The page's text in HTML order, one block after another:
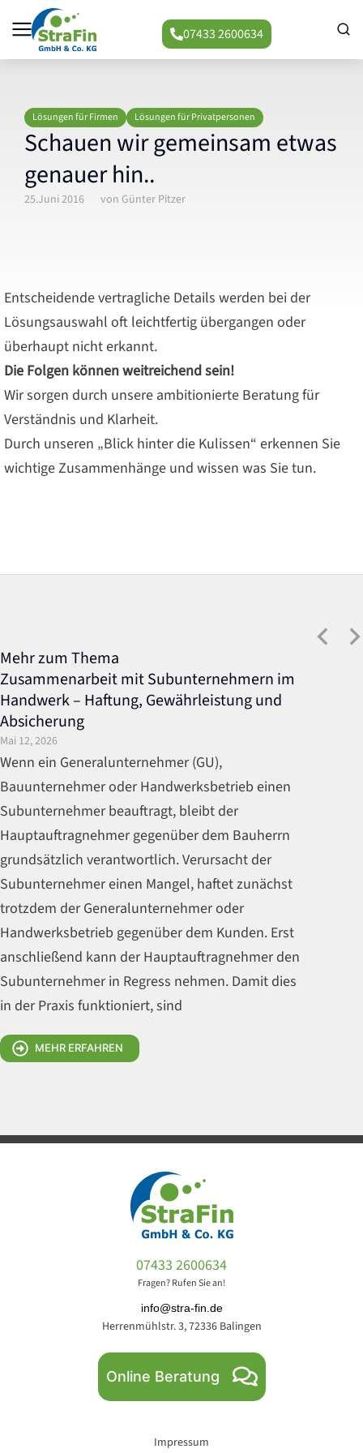
07433 2600634
Lösungen für Firmen Lösungen für Privatpersonen
Schauen wir gemeinsam etwas
genauer hin..
25.Juni 2016 von Günter Pitzer
Entscheidende vertragliche Details werden bei der
Lösungsauswahl oft leichtfertig übergangen oder
überhaupt nicht erkannt.
Die Folgen können weitreichend sein!
Wir sorgen durch unsere ambitionierte Beratung für
Verständnis und Klarheit.
Durch unseren „Blick hinter die Kulissen“ erkennen Sie
wichtige Zusammenhänge und wissen was Sie tun.
Mehr zum Thema
Zusammenarbeit mit Subunternehmern im
Handwerk – Haftung, Gewährleistung und
Absicherung
Mai 12, 2026
Wenn ein Generalunternehmer (GU),
Bauunternehmer oder Handwerksbetrieb einen
Subunternehmer beauftragt, bleibt der
Hauptauftragnehmer gegenüber dem Bauherrn
grundsätzlich verantwortlich. Verursacht der
Subunternehmer einen Mangel, haftet zunächst
trotzdem der Generalunternehmer oder
Handwerksbetrieb gegenüber dem Kunden. Erst
anschließend kann der Hauptauftragnehmer den
Subunternehmer in Regress nehmen. Damit dies
in der Praxis funktioniert, sind
MEHR ERFAHREN
07433 2600634
Fragen? Rufen Sie an!
info@stra-fin.de
Herrenmühlstr. 3, 72336 Balingen
Online Beratung
Impressum